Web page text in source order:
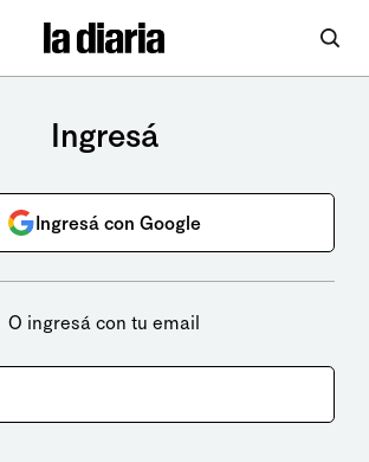
Ingresá
Ingresá con Google
O ingresá con tu email